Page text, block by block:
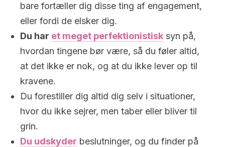
bare fortæller dig disse ting af engagement,
eller fordi de elsker dig.
Du har et meget perfektionistisk syn på,
hvordan tingene bør være, så du føler altid,
at det ikke er nok, og at du ikke lever op til
kravene.
Du forestiller dig altid dig selv i situationer,
hvor du ikke sejrer, men taber eller bliver til
grin.
Du udskyder beslutninger, og du finder på